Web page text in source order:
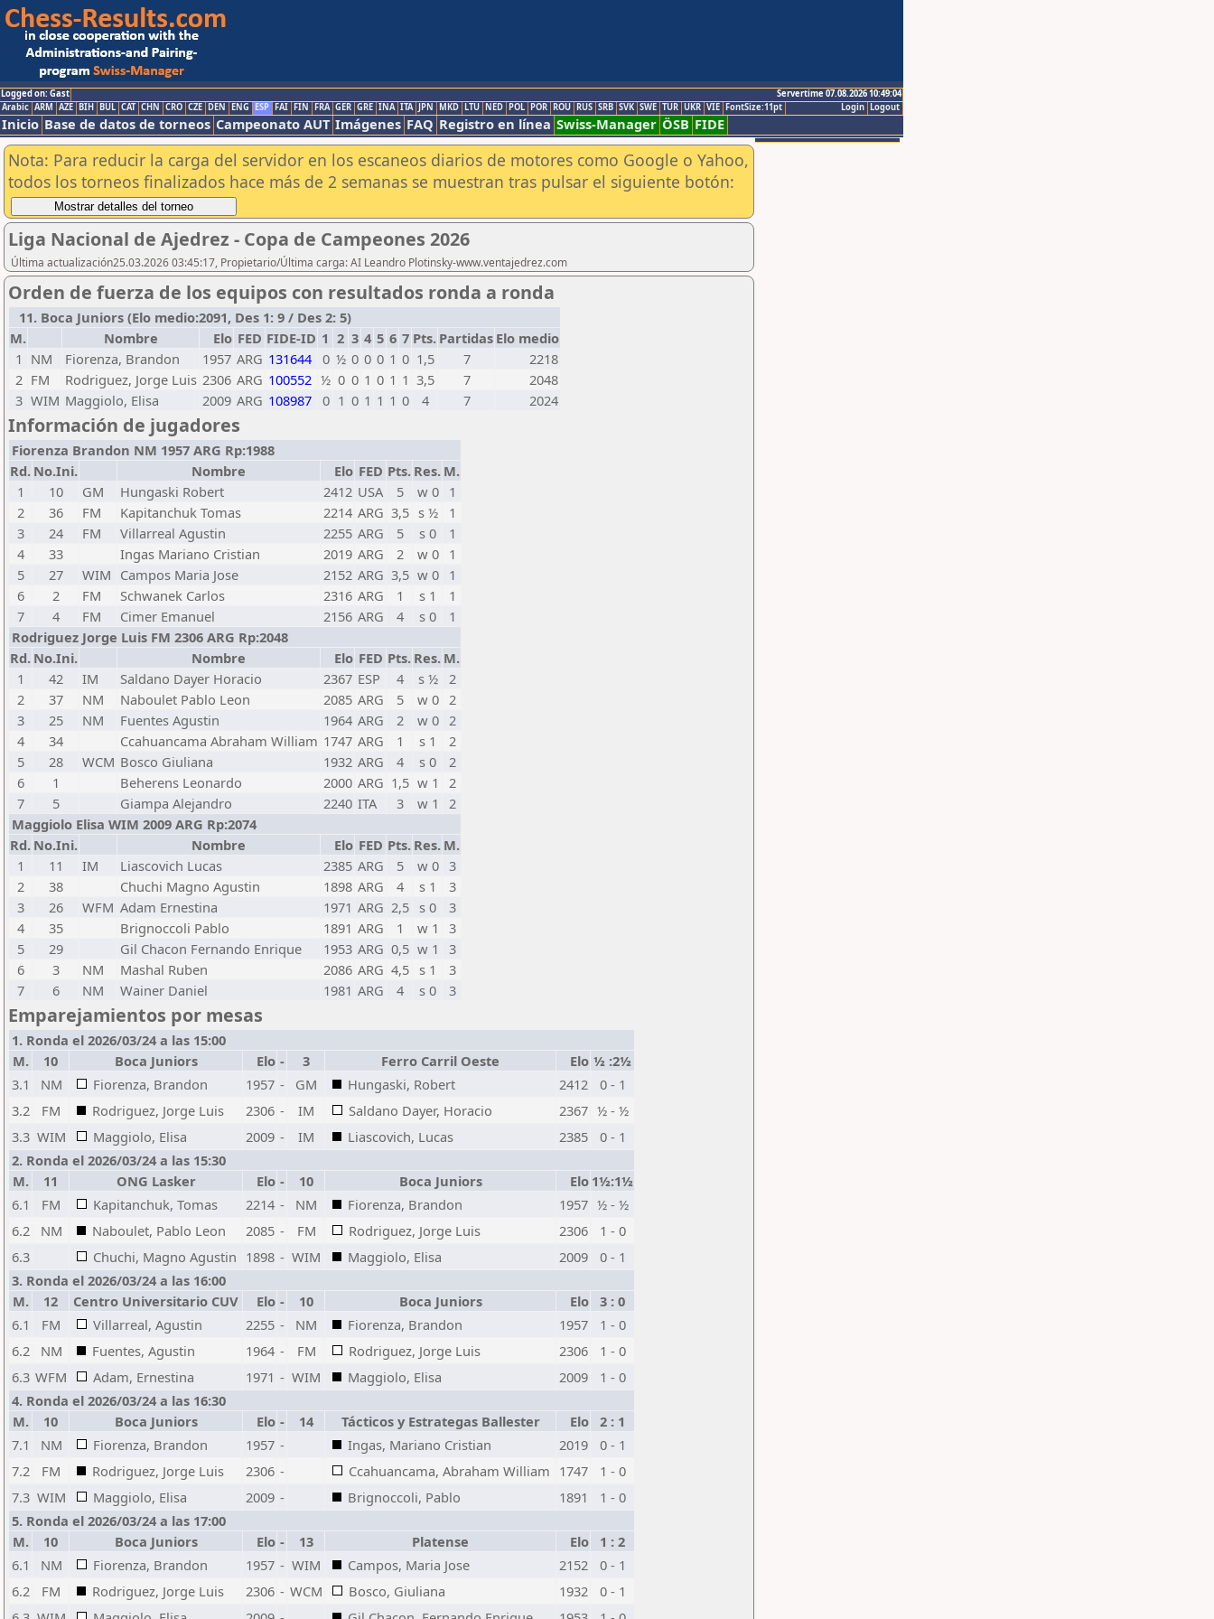
Logged on: Gast
Servertime 07.08.2026 10:49:04
Logout
Login
Arabic ARM AZE BIH BUL CAT CHN CRO CZE DEN ENG ESP FAI FIN FRA GER GRE INA ITA JPN MKD LTU NED POL POR ROU RUS SRB SVK SWE TUR UKR VIE FontSize:11pt
Inicio Base de datos de torneos Campeonato AUT Imágenes FAQ Registro en línea Swiss-Manager ÖSB FIDE
Nota: Para reducir la carga del servidor en los escaneos diarios de motores como Google o Yahoo,
todos los torneos finalizados hace más de 2 semanas se muestran tras pulsar el siguiente botón:
Liga Nacional de Ajedrez - Copa de Campeones 2026
Última actualización25.03.2026 03:45:17, Propietario/Última carga: AI Leandro Plotinsky-www.ventajedrez.com
Orden de fuerza de los equipos con resultados ronda a ronda
11. Boca Juniors (Elo medio:2091, Des 1: 9 / Des 2: 5)
M.
Nombre Elo FED FIDE-ID 1 2 3 4 5 6 7 Pts. Partidas Elo medio
1 NM Fiorenza, Brandon 1957 ARG 131644 0 ½ 0 0 0 1 0 1,5 7
2218
2 FM Rodriguez, Jorge Luis 2306 ARG 100552 ½ 0 0 1 0 1 1 3,5 7
2048
3 WIM Maggiolo, Elisa 2009 ARG 108987 0 1 0 1 1 1 0 4 7 2024
Información de jugadores
Fiorenza Brandon NM 1957 ARG Rp:1988
Rd. No.Ini. Nombre Elo FED Pts. Res. M.
1
10 GM Hungaski Robert 2412 USA 5 w 0
1
2
36 FM Kapitanchuk Tomas 2214 ARG 3,5 s ½
1
3
24 FM Villarreal Agustin 2255 ARG 5 s 0
1
4
33 Ingas Mariano Cristian 2019 ARG 2 w 0
1
5
27 WIM Campos Maria Jose 2152 ARG 3,5 w 0
1
6
2 FM Schwanek Carlos 2316 ARG 1 s 1
1
7
4 FM Cimer Emanuel 2156 ARG 4 s 0
1
Rodriguez Jorge Luis FM 2306 ARG Rp:2048
Rd. No.Ini. Nombre Elo FED Pts. Res. M.
1
42 IM Saldano Dayer Horacio 2367 ESP 4 s ½
2
2
37 NM Naboulet Pablo Leon 2085 ARG 5 w 0 2
3
25 NM Fuentes Agustin 1964 ARG 2 w 0 2
4
34 Ccahuancama Abraham William 1747 ARG 1 s 1
2
5
28 WCM Bosco Giuliana 1932 ARG 4 s 0
2
6
1 Beherens Leonardo 2000 ARG 1,5 w 1
2
7
5 Giampa Alejandro 2240 ITA 3 w 1
2
Maggiolo Elisa WIM 2009 ARG Rp:2074
Rd. No.Ini. Nombre Elo FED Pts. Res. M.
1
11 IM Liascovich Lucas 2385 ARG 5 w 0 3
2
38 Chuchi Magno Agustin 1898 ARG 4 s 1
3
3
26 WFM Adam Ernestina 1971 ARG 2,5 s 0
3
4
35 Brignoccoli Pablo 1891 ARG 1 w 1
3
5
29 Gil Chacon Fernando Enrique 1953 ARG 0,5 w 1
3
6
3 NM Mashal Ruben 2086 ARG 4,5 s 1
3
7
6 NM Wainer Daniel 1981 ARG 4 s 0 3
Emparejamientos por mesas
1. Ronda el 2026/03/24 a las 15:00
M.
10 Boca Juniors Elo - 3 Ferro Carril Oeste Elo ½ :2½
3.1
NM Fiorenza, Brandon 1957 - GM Hungaski, Robert 2412
0 - 1
3.2
FM Rodriguez, Jorge Luis 2306 - IM Saldano Dayer, Horacio 2367 ½ - ½
3.3 WIM Maggiolo, Elisa 2009 - IM Liascovich, Lucas 2385
0 - 1
2. Ronda el 2026/03/24 a las 15:30
M.
11 ONG Lasker Elo - 10 Boca Juniors Elo 1½:1½
6.1
FM Kapitanchuk, Tomas 2214 - NM Fiorenza, Brandon 1957 ½ - ½
6.2
NM Naboulet, Pablo Leon 2085 - FM Rodriguez, Jorge Luis 2306
1 - 0
6.3
Chuchi, Magno Agustin 1898 - WIM Maggiolo, Elisa 2009
0 - 1
3. Ronda el 2026/03/24 a las 16:00
M.
12 Centro Universitario CUV Elo - 10 Boca Juniors Elo 3 : 0
6.1
FM Villarreal, Agustin 2255 - NM Fiorenza, Brandon 1957
1 - 0
6.2
NM Fuentes, Agustin 1964 - FM Rodriguez, Jorge Luis 2306
1 - 0
6.3 WFM Adam, Ernestina 1971 - WIM Maggiolo, Elisa 2009
1 - 0
4. Ronda el 2026/03/24 a las 16:30
M.
10 Boca Juniors Elo - 14 Tácticos y Estrategas Ballester Elo 2 : 1
7.1
NM Fiorenza, Brandon 1957 - Ingas, Mariano Cristian 2019
0 - 1
7.2
FM Rodriguez, Jorge Luis 2306 - Ccahuancama, Abraham William 1747
1 - 0
7.3 WIM Maggiolo, Elisa 2009 - Brignoccoli, Pablo 1891
1 - 0
5. Ronda el 2026/03/24 a las 17:00
M.
10 Boca Juniors Elo - 13 Platense Elo
1 : 2
6.1
NM Fiorenza, Brandon 1957 - WIM Campos, Maria Jose 2152
0 - 1
6.2
FM Rodriguez, Jorge Luis 2306 - WCM Bosco, Giuliana 1932
0 - 1